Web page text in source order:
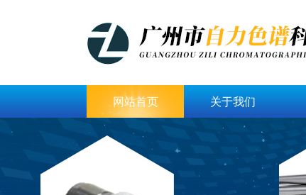
网站首页 关于我们